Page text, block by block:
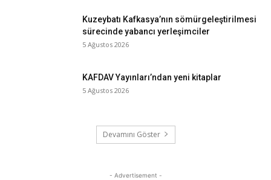
Kuzeybatı Kafkasya’nın sömürgeleştirilmesi
sürecinde yabancı yerleşimciler
5 Ağustos 2026
KAFDAV Yayınları’ndan yeni kitaplar
5 Ağustos 2026
Devamını Göster
- Advertisement -